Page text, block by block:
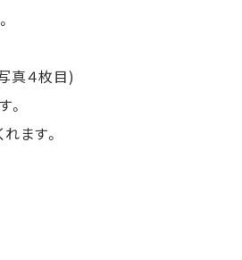
真４枚目)
。
ます。